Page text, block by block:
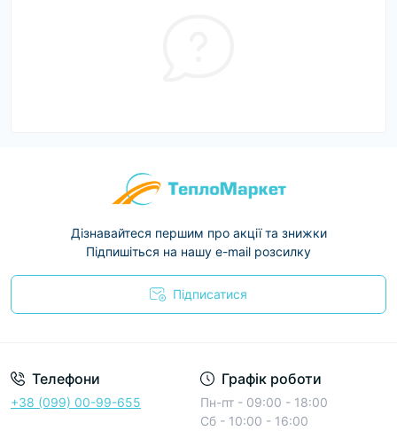
Дізнавайтеся першим про акції та знижки
Підпишіться на нашу e-mail розсилку
Підписатися
Телефони
+38 (099) 00-99-655
Графік роботи
Пн-пт - 09:00 - 18:00
Сб - 10:00 - 16:00